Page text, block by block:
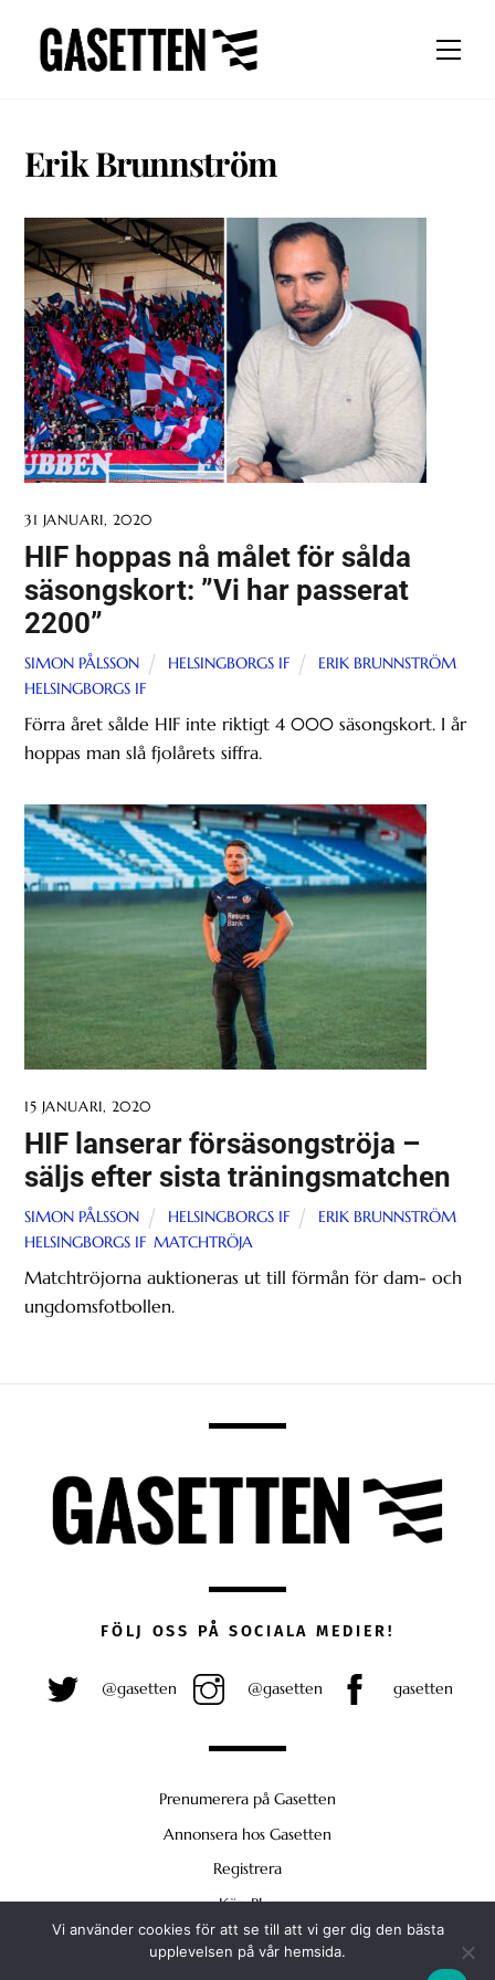
content
Erik Brunnström
31 JANUARI, 2020
HIF hoppas nå målet för sålda
säsongskort: ”Vi har passerat
2200”
SIMON PÅLSSON HELSINGBORGS IF ERIK BRUNNSTRÖM,
HELSINGBORGS IF
Förra året sålde HIF inte riktigt 4 000 säsongskort. I år
hoppas man slå fjolårets siffra.
15 JANUARI, 2020
HIF lanserar försäsongströja –
säljs efter sista träningsmatchen
SIMON PÅLSSON HELSINGBORGS IF ERIK BRUNNSTRÖM,
HELSINGBORGS IF,MATCHTRÖJA
Matchtröjorna auktioneras ut till förmån för dam- och
ungdomsfotbollen.
To
FÖLJ OSS PÅ SOCIALA MEDIER!
@gasetten @gasetten gasetten
Prenumerera på Gasetten
Annonsera hos Gasetten
Registrera
Köp Plus
Vi använder cookies för att se till att vi ger dig den bästa
upplevelsen på vår hemsida.